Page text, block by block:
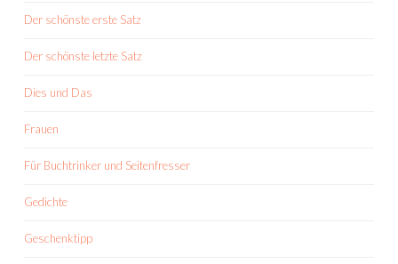
Der schönste erste Satz
Der schönste letzte Satz
Dies und Das
Frauen
Für Buchtrinker und Seitenfresser
Gedichte
Geschenktipp